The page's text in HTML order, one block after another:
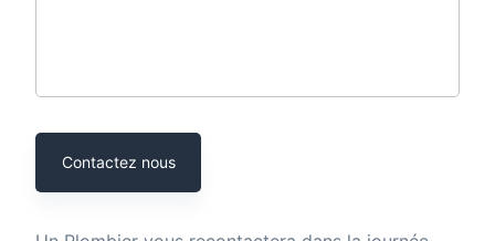
Contactez nous